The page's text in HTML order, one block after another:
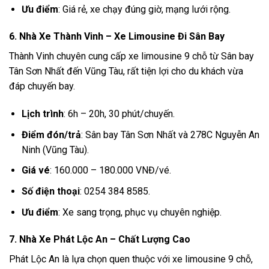
Ưu điểm: Giá rẻ, xe chạy đúng giờ, mạng lưới rộng.
6. Nhà Xe Thành Vinh – Xe Limousine Đi Sân Bay
Thành Vinh chuyên cung cấp xe limousine 9 chỗ từ Sân bay
Tân Sơn Nhất đến Vũng Tàu, rất tiện lợi cho du khách vừa
đáp chuyến bay.
Lịch trình: 6h – 20h, 30 phút/chuyến.
Điểm đón/trả: Sân bay Tân Sơn Nhất và 278C Nguyễn An
Ninh (Vũng Tàu).
Giá vé: 160.000 – 180.000 VNĐ/vé.
Số điện thoại: 0254 384 8585.
Ưu điểm: Xe sang trọng, phục vụ chuyên nghiệp.
7. Nhà Xe Phát Lộc An – Chất Lượng Cao
Phát Lộc An là lựa chọn quen thuộc với xe limousine 9 chỗ,